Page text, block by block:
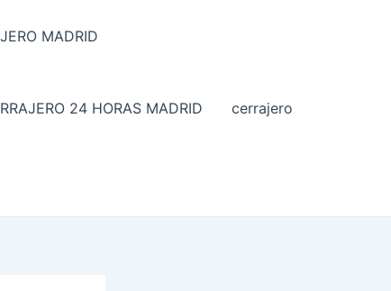
MADRID
24 HORAS MADRID cerrajero